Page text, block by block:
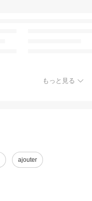
もっと見る
ajouter